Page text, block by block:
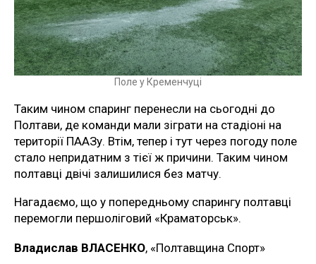
Поле у Кременчуці
Таким чином спаринг перенесли на сьогодні до
Полтави, де команди мали зіграти на стадіоні на
території ПААЗу. Втім, тепер і тут через погоду поле
стало непридатним з тієї ж причини. Таким чином
полтавці двічі залишилися без матчу.
Нагадаємо, що у попередньому спарингу полтавці
перемогли першоліговий «Краматорськ».
Владислав ВЛАСЕНКО, «Полтавщина Спорт»